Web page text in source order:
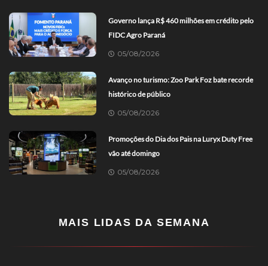
Governo lança R$ 460 milhões em crédito pelo
FIDC Agro Paraná
05/08/2026
Avanço no turismo: Zoo Park Foz bate recorde
histórico de público
05/08/2026
Promoções do Dia dos Pais na Luryx Duty Free
vão até domingo
05/08/2026
MAIS LIDAS DA SEMANA